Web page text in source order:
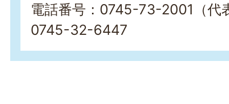
電話番号：0745-73-2001（代
0745-32-6447